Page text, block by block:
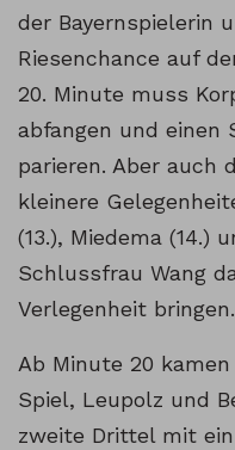
der Bayernspielerin
Riesenchance auf
20. Minute muss
abfangen und einen
parieren. Aber auch
kleinere
(13.), Miedema (14.)
Schlussfrau Wang
Verlegenheit bringen.
Ab Minute 20
Spiel, Leupolz und
zweite Drittel mit